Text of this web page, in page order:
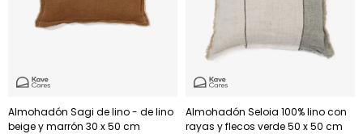
Almohadón Sagi de lino - de lino
beige y marrón 30 x 50 cm
Almohadón Seloia 100% lino con
rayas y flecos verde 50 x 50 cm